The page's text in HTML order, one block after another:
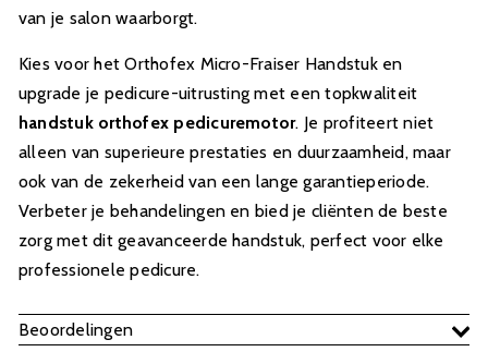
van je salon waarborgt.
Kies voor het Orthofex Micro-Fraiser Handstuk en
upgrade je pedicure-uitrusting met een topkwaliteit
handstuk orthofex pedicuremotor. Je profiteert niet
alleen van superieure prestaties en duurzaamheid, maar
ook van de zekerheid van een lange garantieperiode.
Verbeter je behandelingen en bied je cliënten de beste
zorg met dit geavanceerde handstuk, perfect voor elke
professionele pedicure.
Beoordelingen